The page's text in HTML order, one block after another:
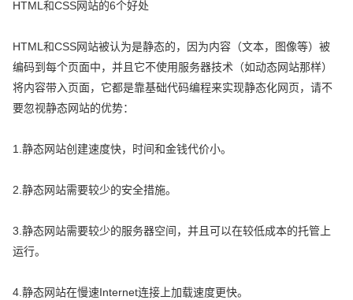
HTML和CSS网站的6个好处
HTML和CSS网站被认为是静态的，因为内容（文本，图像等）被
编码到每个页面中，并且它不使用服务器技术（如动态网站那样）
将内容带入页面，它都是靠基础代码编程来实现静态化网页，请不
要忽视静态网站的优势：
1.静态网站创建速度快，时间和金钱代价小。
2.静态网站需要较少的安全措施。
3.静态网站需要较少的服务器空间，并且可以在较低成本的托管上
运行。
4.静态网站在慢速Internet连接上加载速度更快。